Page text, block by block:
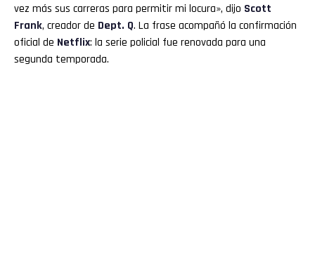
vez más sus carreras para permitir mi locura», dijo Scott
Frank, creador de Dept. Q. La frase acompañó la confirmación
oficial de Netflix: la serie policial fue renovada para una
segunda temporada.